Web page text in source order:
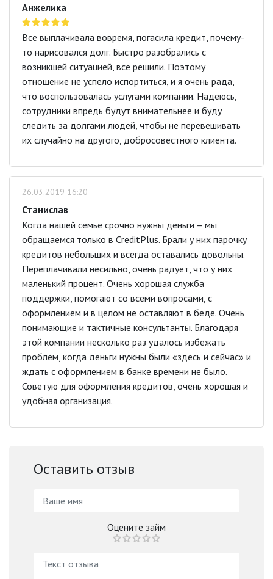
Анжелика
Все выплачивала вовремя, погасила кредит, почему-
то нарисовался долг. Быстро разобрались с
возникшей ситуацией, все решили. Поэтому
отношение не успело испортиться, и я очень рада,
что воспользовалась услугами компании. Надеюсь,
сотрудники впредь будут внимательнее и буду
следить за долгами людей, чтобы не перевешивать
их случайно на другого, добросовестного клиента.
26.03.2019 16:20
Станислав
Когда нашей семье срочно нужны деньги – мы
обращаемся только в CreditPlus. Брали у них парочку
кредитов небольших и всегда оставались довольны.
Переплачивали несильно, очень радует, что у них
маленький процент. Очень хорошая служба
поддержки, помогают со всеми вопросами, с
оформлением и в целом не оставляют в беде. Очень
понимающие и тактичные консультанты. Благодаря
этой компании несколько раз удалось избежать
проблем, когда деньги нужны были «здесь и сейчас» и
ждать с оформлением в банке времени не было.
Советую для оформления кредитов, очень хорошая и
удобная организация.
Оставить отзыв
Оцените займ